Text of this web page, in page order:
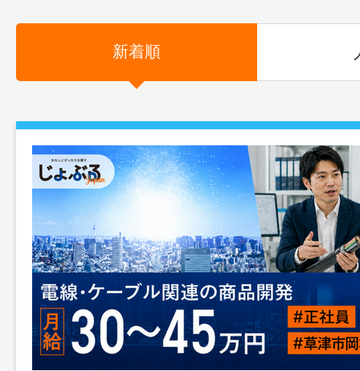
新着順